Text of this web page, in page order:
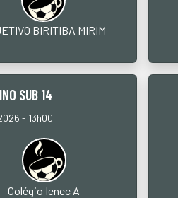
BIRITIBA MIRIM
SUB 14
- 13h00
Colégio Ienec A